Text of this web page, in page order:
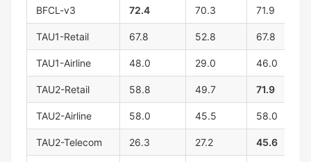
BFCL-v3 72.4 70.3 71.9
TAU1-Retail 67.8 52.8 67.8
TAU1-Airline 48.0 29.0 46.0
TAU2-Retail 58.8 49.7 71.9
TAU2-Airline 58.0 45.5 58.0
TAU2-Telecom 26.3 27.2 45.6